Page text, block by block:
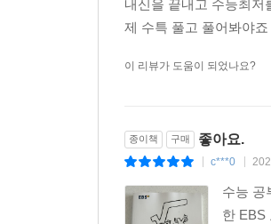
내신을 끝내고 수능최저
제 수특 풀고 풀어봐야
이 리뷰가 도움이 되었나요?
종이책 구매 좋아요.
c***0
수능 공
한 EBS